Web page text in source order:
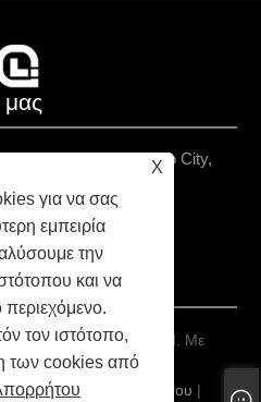
μας
Ζώνη, Cixi City, Ningbo City,
Yah Technology Co., Ltd. Με
δικαιώματος.
XML|Πολιτική Απορρήτου |
X
για να σας
εμπειρία
την
και να
περιεχόμενο.
τον ιστότοπο,
των cookies από